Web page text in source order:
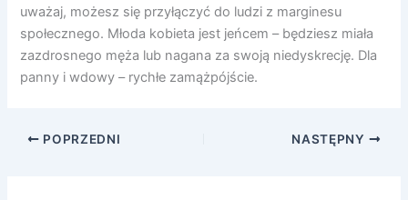
uważaj, możesz się przyłączyć do ludzi z marginesu
społecznego. Młoda kobieta jest jeńcem – będziesz miała
zazdrosnego męża lub nagana za swoją niedyskrecję. Dla
panny i wdowy – rychłe zamążpójście.
POPRZEDNI NASTĘPNY